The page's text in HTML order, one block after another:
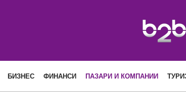
БИЗНЕС ФИНАНСИ ПАЗАРИ И КОМПАНИИ